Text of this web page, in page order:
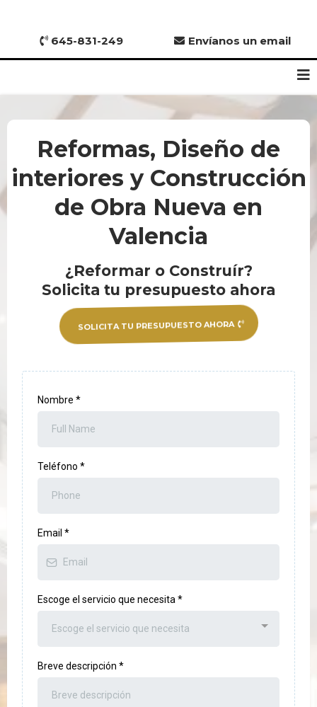
645-831-249 Envíanos un email
Reformas, Diseño de
interiores y Construcción
de Obra Nueva en
Valencia
¿Reformar o Construír?
Solicita tu presupuesto ahora
SOLICITA TU PRESUPUESTO AHORA
Nombre *
Teléfono *
Email *
Escoge el servicio que necesita *
Escoge el servicio que necesita
Breve descripción *